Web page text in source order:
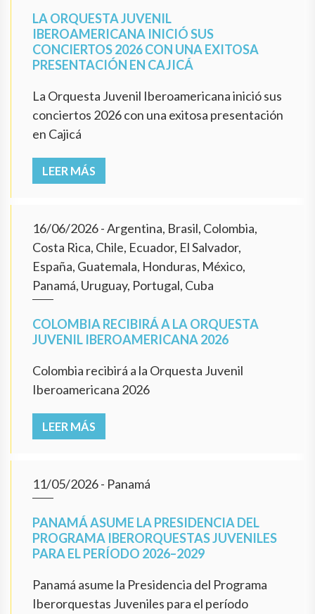
LA ORQUESTA JUVENIL
IBEROAMERICANA INICIÓ SUS
CONCIERTOS 2026 CON UNA EXITOSA
PRESENTACIÓN EN CAJICÁ
La Orquesta Juvenil Iberoamericana inició sus
conciertos 2026 con una exitosa presentación
en Cajicá
LEER MÁS
16/06/2026- Argentina, Brasil, Colombia,
Costa Rica, Chile, Ecuador, El Salvador,
España, Guatemala, Honduras, México,
Panamá, Uruguay, Portugal, Cuba
COLOMBIA RECIBIRÁ A LA ORQUESTA
JUVENIL IBEROAMERICANA 2026
Colombia recibirá a la Orquesta Juvenil
Iberoamericana 2026
LEER MÁS
11/05/2026- Panamá
PANAMÁ ASUME LA PRESIDENCIA DEL
PROGRAMA IBERORQUESTAS JUVENILES
PARA EL PERÍODO 2026–2029
Panamá asume la Presidencia del Programa
Iberorquestas Juveniles para el período